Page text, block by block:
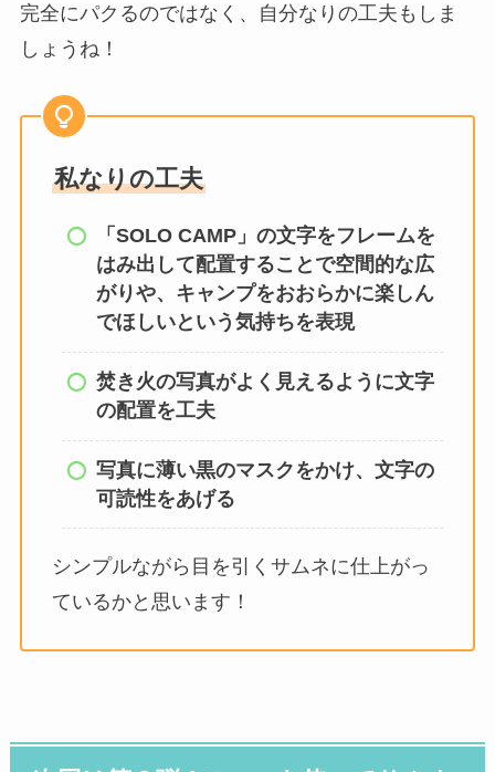
完全にパクるのではなく、自分なりの工夫もしま
しょうね！
私なりの工夫
「SOLO CAMP」の文字をフレームを
はみ出して配置することで空間的な広
がりや、キャンプをおおらかに楽しん
でほしいという気持ちを表現
焚き火の写真がよく見えるように文字
の配置を工夫
写真に薄い黒のマスクをかけ、文字の
可読性をあげる
シンプルながら目を引くサムネに仕上がっ
ているかと思います！